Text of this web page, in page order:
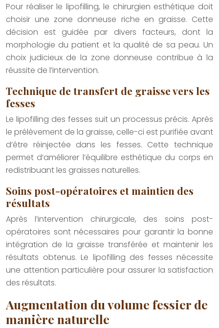
Pour réaliser le lipofilling, le chirurgien esthétique doit
choisir une zone donneuse riche en graisse. Cette
décision est guidée par divers facteurs, dont la
morphologie du patient et la qualité de sa peau. Un
choix judicieux de la zone donneuse contribue à la
réussite de l’intervention.
Technique de transfert de graisse vers les
fesses
Le lipofilling des fesses suit un processus précis. Après
le prélèvement de la graisse, celle-ci est purifiée avant
d’être réinjectée dans les fesses. Cette technique
permet d’améliorer l’équilibre esthétique du corps en
redistribuant les graisses naturelles.
Soins post-opératoires et maintien des
résultats
Après l’intervention chirurgicale, des soins post-
opératoires sont nécessaires pour garantir la bonne
intégration de la graisse transférée et maintenir les
résultats obtenus. Le lipofilling des fesses nécessite
une attention particulière pour assurer la satisfaction
des résultats.
Augmentation du volume fessier de
manière naturelle